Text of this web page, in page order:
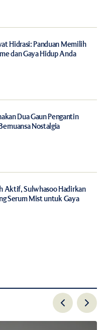
Hidrasi: Panduan Memilih
dan Gaya Hidup Anda
Dua Gaun Pengantin
Nostalgia
Aktif, Sulwhasoo Hadirkan
Serum Mist untuk Gaya